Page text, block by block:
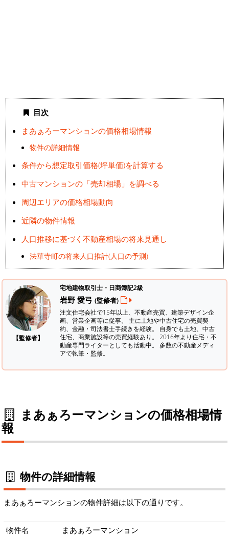
目次
まあぁろーマンションの価格相場情報
物件の詳細情報
条件から想定取引価格(坪単価)を計算する
中古マンションの「売却相場」を調べる
周辺エリアの価格相場動向
近隣の物件情報
人口推移に基づく不動産相場の将来見通し
法華寺町の将来人口推計(人口の予測)
【監修者】
宅地建物取引士・日商簿記2級
岩野 愛弓 (監修者)
注文住宅会社で15年以上、不動産売買、建築デザイン企
画、営業企画等に従事。 主に土地や中古住宅の売買契
約、金融・司法書士手続きを経験。 自身でも土地、中古
住宅、商業施設等の売買経験あり。 2016年より住宅・不
動産専門ライターとしても活動中。 多数の不動産メディ
アで執筆・監修。
まあぁろーマンションの価格相場情
報
物件の詳細情報
まあぁろーマンションの物件詳細は以下の通りです。
物件名
まあぁろーマンション